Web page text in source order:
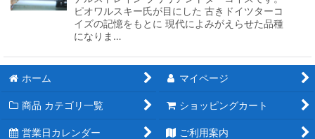
ピオワルスキー氏が目にした 古きドイツターコ
イズの記憶をもとに 現代によみがえらせた品種
になりま…
ホーム マイページ
商品 カテゴリ一覧 ショッピングカート
営業日カレンダー ご利用案内